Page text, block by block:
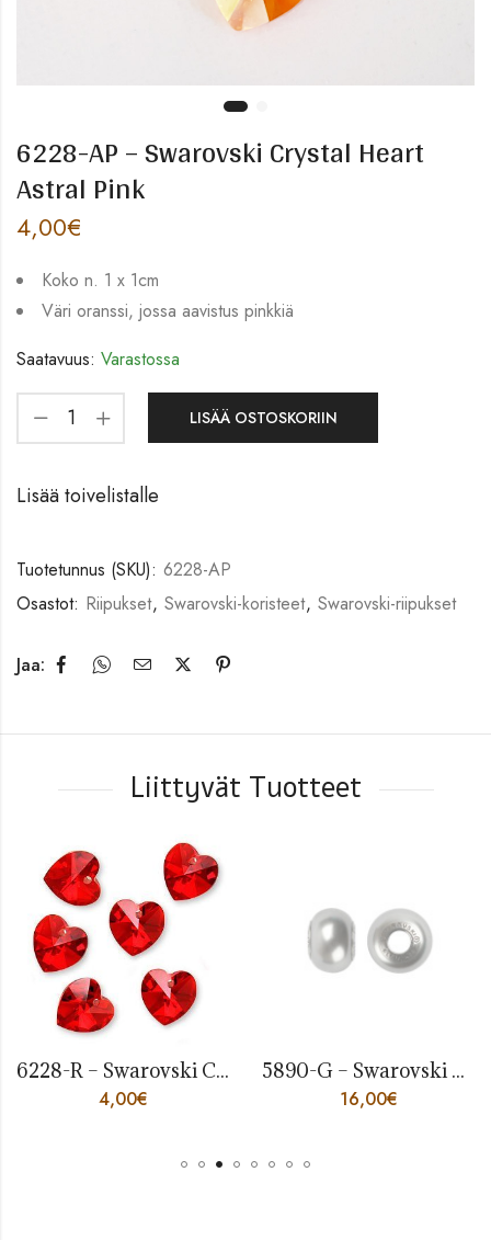
6228-AP – Swarovski Crystal Heart
Astral Pink
4,00€
Koko n. 1 x 1cm
Väri oranssi, jossa aavistus pinkkiä
Saatavuus: Varastossa
LISÄÄ OSTOSKORIIN
Lisää toivelistalle
Tuotetunnus (SKU): 6228-AP
Osastot: Riipukset, Swarovski-koristeet, Swarovski-riipukset
Jaa:
Liittyvät Tuotteet
6228-R – Swarovski Crystal Hearts Red
4,00€
5890-G – Swarovski Crystal BeCharmed Pearl Grey
16,00€